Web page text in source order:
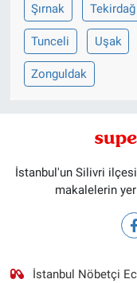
Şırnak Tekirdağ
Tunceli Uşak
Zonguldak
İstanbul'un Silivri
makalelerin
İstanbul Nöbetçi